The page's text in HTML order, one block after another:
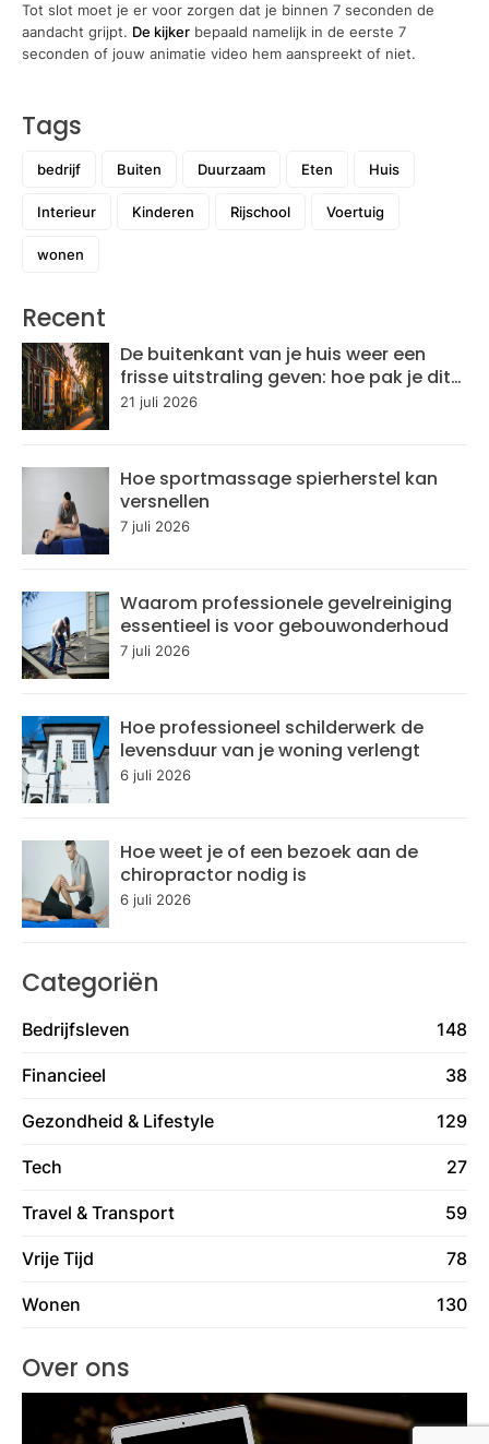
Tot slot moet je er voor zorgen dat je binnen 7 seconden de
aandacht grijpt. De kijker bepaald namelijk in de eerste 7
seconden of jouw animatie video hem aanspreekt of niet.
Tags
bedrijf Buiten Duurzaam Eten Huis
Interieur Kinderen Rijschool Voertuig
wonen
Recent
De buitenkant van je huis weer een
frisse uitstraling geven: hoe pak je dit
aan?
21 juli 2026
Hoe sportmassage spierherstel kan
versnellen
7 juli 2026
Waarom professionele gevelreiniging
essentieel is voor gebouwonderhoud
7 juli 2026
Hoe professioneel schilderwerk de
levensduur van je woning verlengt
6 juli 2026
Hoe weet je of een bezoek aan de
chiropractor nodig is
6 juli 2026
Categoriën
Bedrijfsleven 148
Financieel 38
Gezondheid & Lifestyle 129
Tech 27
Travel & Transport 59
Vrije Tijd 78
Wonen 130
Over ons